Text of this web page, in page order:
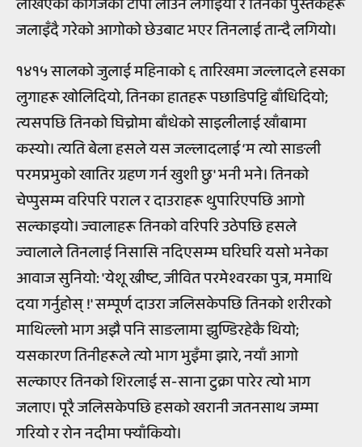
जलाइँदै गरेको आगोको छेउबाट भएर तिनलाई तान्दै लगियो।
१४१५ सालको जुलाई महिनाको ६ तारिखमा जल्लादले हसका
लुगाहरू खोलिदियो, तिनका हातहरू पछाडिपट्टि बाँधिदियो;
त्यसपछि तिनको घिच्रोमा बाँधेको साइलीलाई खाँबामा
कस्यो। त्यति बेला हसले यस जल्लादलाई ‘म त्यो साङली
परमप्रभुको खातिर ग्रहण गर्न खुशी छु' भनी भने। तिनको
चेप्पुसम्म वरिपरि पराल र दाउराहरू थुपारिएपछि आगो
सल्काइयो। ज्वालाहरू तिनको वरिपरि उठेपछि हसले
ज्वालाले तिनलाई निसासि नदिएसम्म घरिघरि यसो भनेका
आवाज सुनियो: 'येशू ख्रीष्ट, जीवित परमेश्वरका पुत्र, ममाथि
दया गर्नुहोस् !' सम्पूर्ण दाउरा जलिसकेपछि तिनको शरीरको
माथिल्लो भाग अझै पनि साङलामा झुण्डिरहेकै थियो;
यसकारण तिनीहरूले त्यो भाग भुइँमा झारे, नयाँ आगो
सल्काएर तिनको शिरलाई स-साना टुक्रा पारेर त्यो भाग
जलाए। पूरै जलिसकेपछि हसको खरानी जतनसाथ जम्मा
गरियो र रोन नदीमा फ्याँकियो।